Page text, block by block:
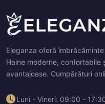
Eleganza oferă
Haine moderne, confortabile
avantajoase. Cumpărături
Luni - Vineri: 09:00 -